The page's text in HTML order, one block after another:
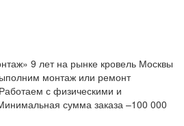
9 лет на рынке кровель Москвы
монтаж или ремонт
с физическими и
сумма заказа –100 000